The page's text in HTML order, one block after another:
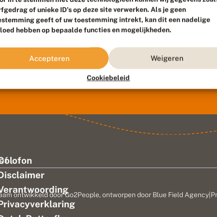
of unieke ID's op deze site verwerken. Als je geen
geeft of uw toestemming intrekt, kan dit een nadelige
hebben op bepaalde functies en mogelijkheden.
Accepteren Weigeren
Cookiebeleid
ontwikkeld doorGo2People, ontworpen door Blue Field Agency